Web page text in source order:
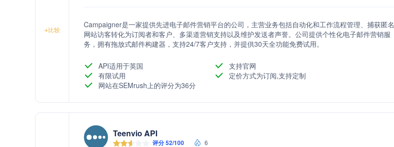
+比较
Campaigner是一家提供先进电子邮件营销平台的公司，主营业务包括自动化和工作流程管理、捕获匿名
网站访客转化为订阅者和客户、多渠道营销支持以及维护发送者声誉。公司提供个性化电子邮件营销服
务，拥有拖放式邮件构建器，支持24/7客户支持，并提供30天全功能免费试用。
API适用于英国
支持官网
有限试用
定价方式为订阅,支持定制
网站在SEMrush上的评分为36分
Teenvio API
评分 52/100 6